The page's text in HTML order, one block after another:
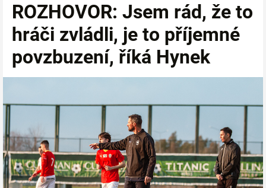
ROZHOVOR: Jsem rád, že to
hráči zvládli, je to příjemné
povzbuzení, říká Hynek